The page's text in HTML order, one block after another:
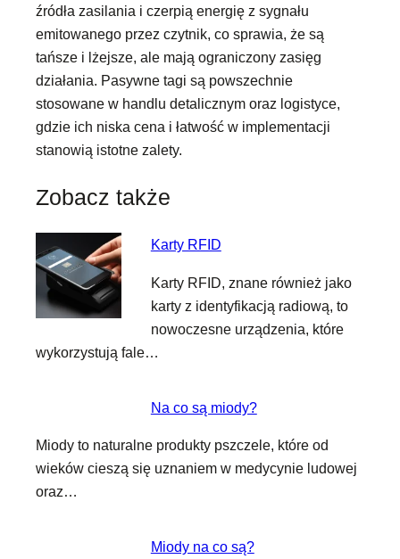
źródła zasilania i czerpią energię z sygnału
emitowanego przez czytnik, co sprawia, że są
tańsze i lżejsze, ale mają ograniczony zasięg
działania. Pasywne tagi są powszechnie
stosowane w handlu detalicznym oraz logistyce,
gdzie ich niska cena i łatwość w implementacji
stanowią istotne zalety.
Zobacz także
Karty RFID
Karty RFID, znane również jako
karty z identyfikacją radiową, to
nowoczesne urządzenia, które
wykorzystują fale…
Na co są miody?
Miody to naturalne produkty pszczele, które od
wieków cieszą się uznaniem w medycynie ludowej
oraz…
Miody na co są?